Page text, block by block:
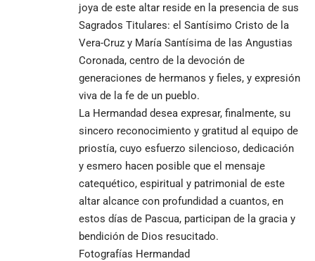
joya de este altar reside en la presencia de sus
Sagrados Titulares: el Santísimo Cristo de la
Vera-Cruz y María Santísima de las Angustias
Coronada, centro de la devoción de
generaciones de hermanos y fieles, y expresión
viva de la fe de un pueblo.
La Hermandad desea expresar, finalmente, su
sincero reconocimiento y gratitud al equipo de
priostía, cuyo esfuerzo silencioso, dedicación
y esmero hacen posible que el mensaje
catequético, espiritual y patrimonial de este
altar alcance con profundidad a cuantos, en
estos días de Pascua, participan de la gracia y
bendición de Dios resucitado.
Fotografías Hermandad